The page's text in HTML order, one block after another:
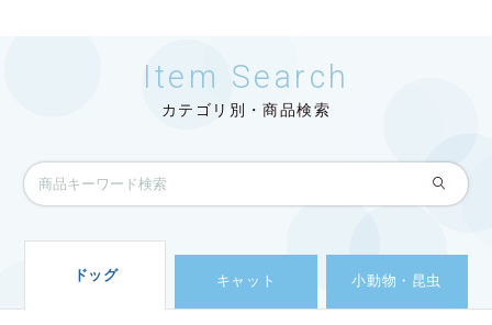
Item Search
カテゴリ別・商品検索
ドッグ キャット 小動物・昆虫